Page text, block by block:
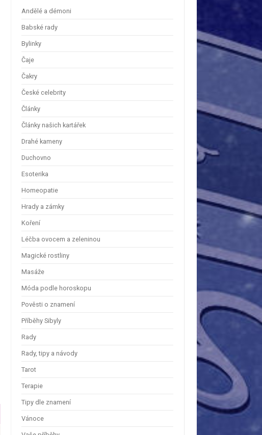
Andělé a démoni
Babské rady
Bylinky
Čaje
Čakry
České celebrity
Články
Články našich kartářek
Drahé kameny
Duchovno
Esoterika
Homeopatie
Hrady a zámky
Koření
Léčba ovocem a zeleninou
Magické rostliny
Masáže
Móda podle horoskopu
Pověsti o znamení
Příběhy Sibyly
Rady
Rady, tipy a návody
Tarot
Terapie
Tipy dle znamení
Vánoce